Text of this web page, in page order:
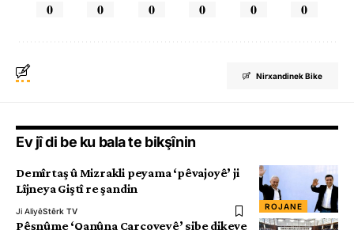
0 0 0 0 0 0
Nirxandinek Bike
Ev jî di be ku bala te bikşînin
ROJANE
Demîrtaş û Mizrakli peyama ‘pêvajoyê’ ji
Lîjneya Giştî re şandin
Ji AliyêStêrk TV
Pêşnûme ‘Qanûna Çarçoveyê’ sibe dikeve